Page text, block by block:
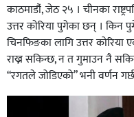
काठमाडाै‌ं, जेठ २५ । चीनका
उत्तर काेरिया पुगेका छन् । किन
चिनफिङका लागि उत्तर कोरिया
राख्न सकिन्छ, न त गुमाउन नै
“रगतले जोडिएको” भनी वर्णन